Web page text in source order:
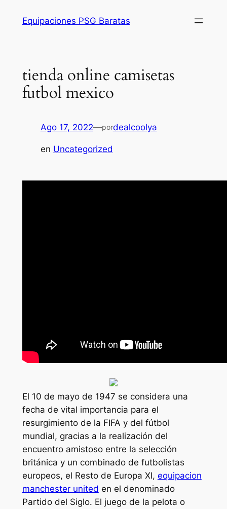
Equipaciones PSG Baratas
tienda online camisetas
futbol mexico
Ago 17, 2022—pordealcoolya
en Uncategorized
El 10 de mayo de 1947 se considera una
fecha de vital importancia para el
resurgimiento de la FIFA y del fútbol
mundial, gracias a la realización del
encuentro amistoso entre la selección
británica y un combinado de futbolistas
europeos, el Resto de Europa XI, equipacion
manchester united en el denominado
Partido del Siglo. El juego de la pelota o